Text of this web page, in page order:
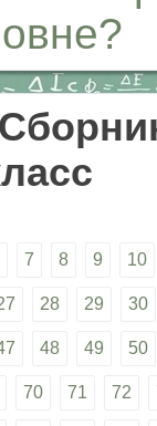
7 8 9 10
28 29 30
48 49 50
70 71 72